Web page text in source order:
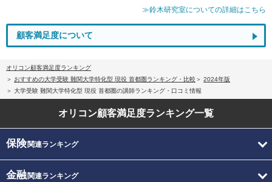
≫鈴木研究室についての詳細はこちら
顧客満足度について
オリコン顧客満足度ランキング
おすすめの大学受験 難関大学特化型 現役 首都圏ランキング・比較
2024年版
大学受験 難関大学特化型 現役 首都圏の講師ランキング・口コミ情報
オリコン顧客満足度ランキング一覧
保険関連ランキング
金融関連ランキング